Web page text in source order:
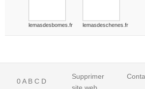
lemasdesbomes.fr lemasdeschenes.fr
0A B C D
Supprimer